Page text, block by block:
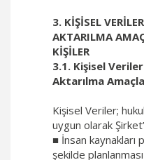
3. KİŞİSEL
AKTARILMA
KİŞİLER
3.1. Kişisel
Aktarılma
Kişisel Veriler;
uygun olarak
■ İnsan kaynakları
şekilde